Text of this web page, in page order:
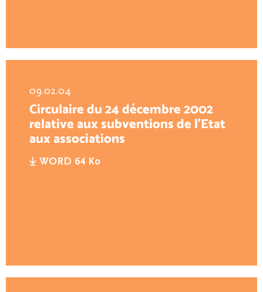
09.02.04
Circulaire du 24 décembre 2002
relative aux subventions de l’Etat
aux associations
WORD 64 Ko